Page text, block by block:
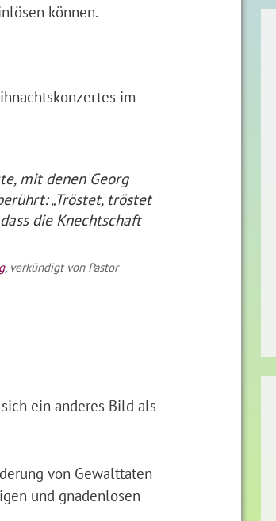
können.
im
mit denen Georg
„Tröstet, tröstet
die Knechtschaft
, verkündigt von Pastor
ein anderes Bild als
von Gewalttaten
und gnadenlosen